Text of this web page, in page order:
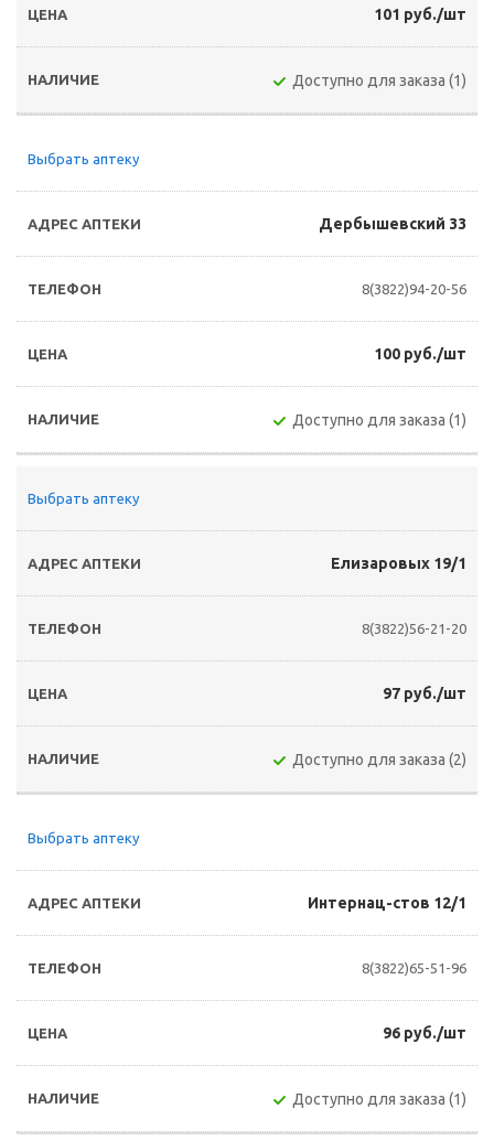
101 руб./шт
Доступно для заказа (1)
Выбрать аптеку
Дербышевский 33
8(3822)94-20-56
100 руб./шт
Доступно для заказа (1)
Выбрать аптеку
Елизаровых 19/1
8(3822)56-21-20
97 руб./шт
Доступно для заказа (2)
Выбрать аптеку
Интернац-стов 12/1
8(3822)65-51-96
96 руб./шт
Доступно для заказа (1)